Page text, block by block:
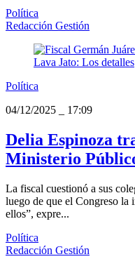
Política
Redacción Gestión
Política
04/12/2025
17:09
Delia Espinoza
Ministerio
La fiscal cuestionó a sus
luego de que el Congreso la
ellos”, expre...
Política
Redacción Gestión